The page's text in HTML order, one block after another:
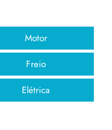
Motor
Freio
Elétrica